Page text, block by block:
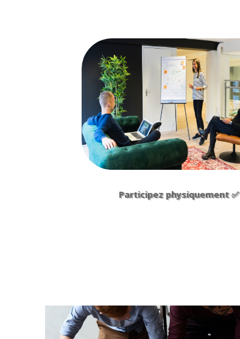
Participez physiquement ✅